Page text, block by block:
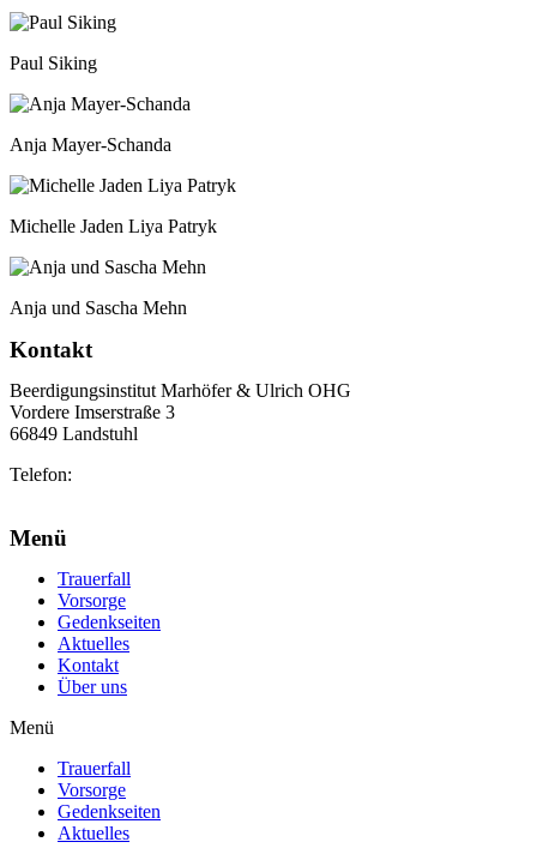
Paul Siking
Anja Mayer-Schanda
Michelle Jaden Liya Patryk
Anja und Sascha Mehn
Kontakt
Beerdigungsinstitut Marhöfer & Ulrich OHG
Vordere Imserstraße 3
66849 Landstuhl
Telefon:
Menü
Trauerfall
Vorsorge
Gedenkseiten
Aktuelles
Kontakt
Über uns
Menü
Trauerfall
Vorsorge
Gedenkseiten
Aktuelles